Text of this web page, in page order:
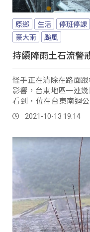
原鄉 生活 停班停課
豪大雨
颱風
持續降雨土石流警
怪手正在清除在路面
影響，台東地區一連
看到，位在台東南迴
石衝上橋面，大武工務
2021-10-13 19:14